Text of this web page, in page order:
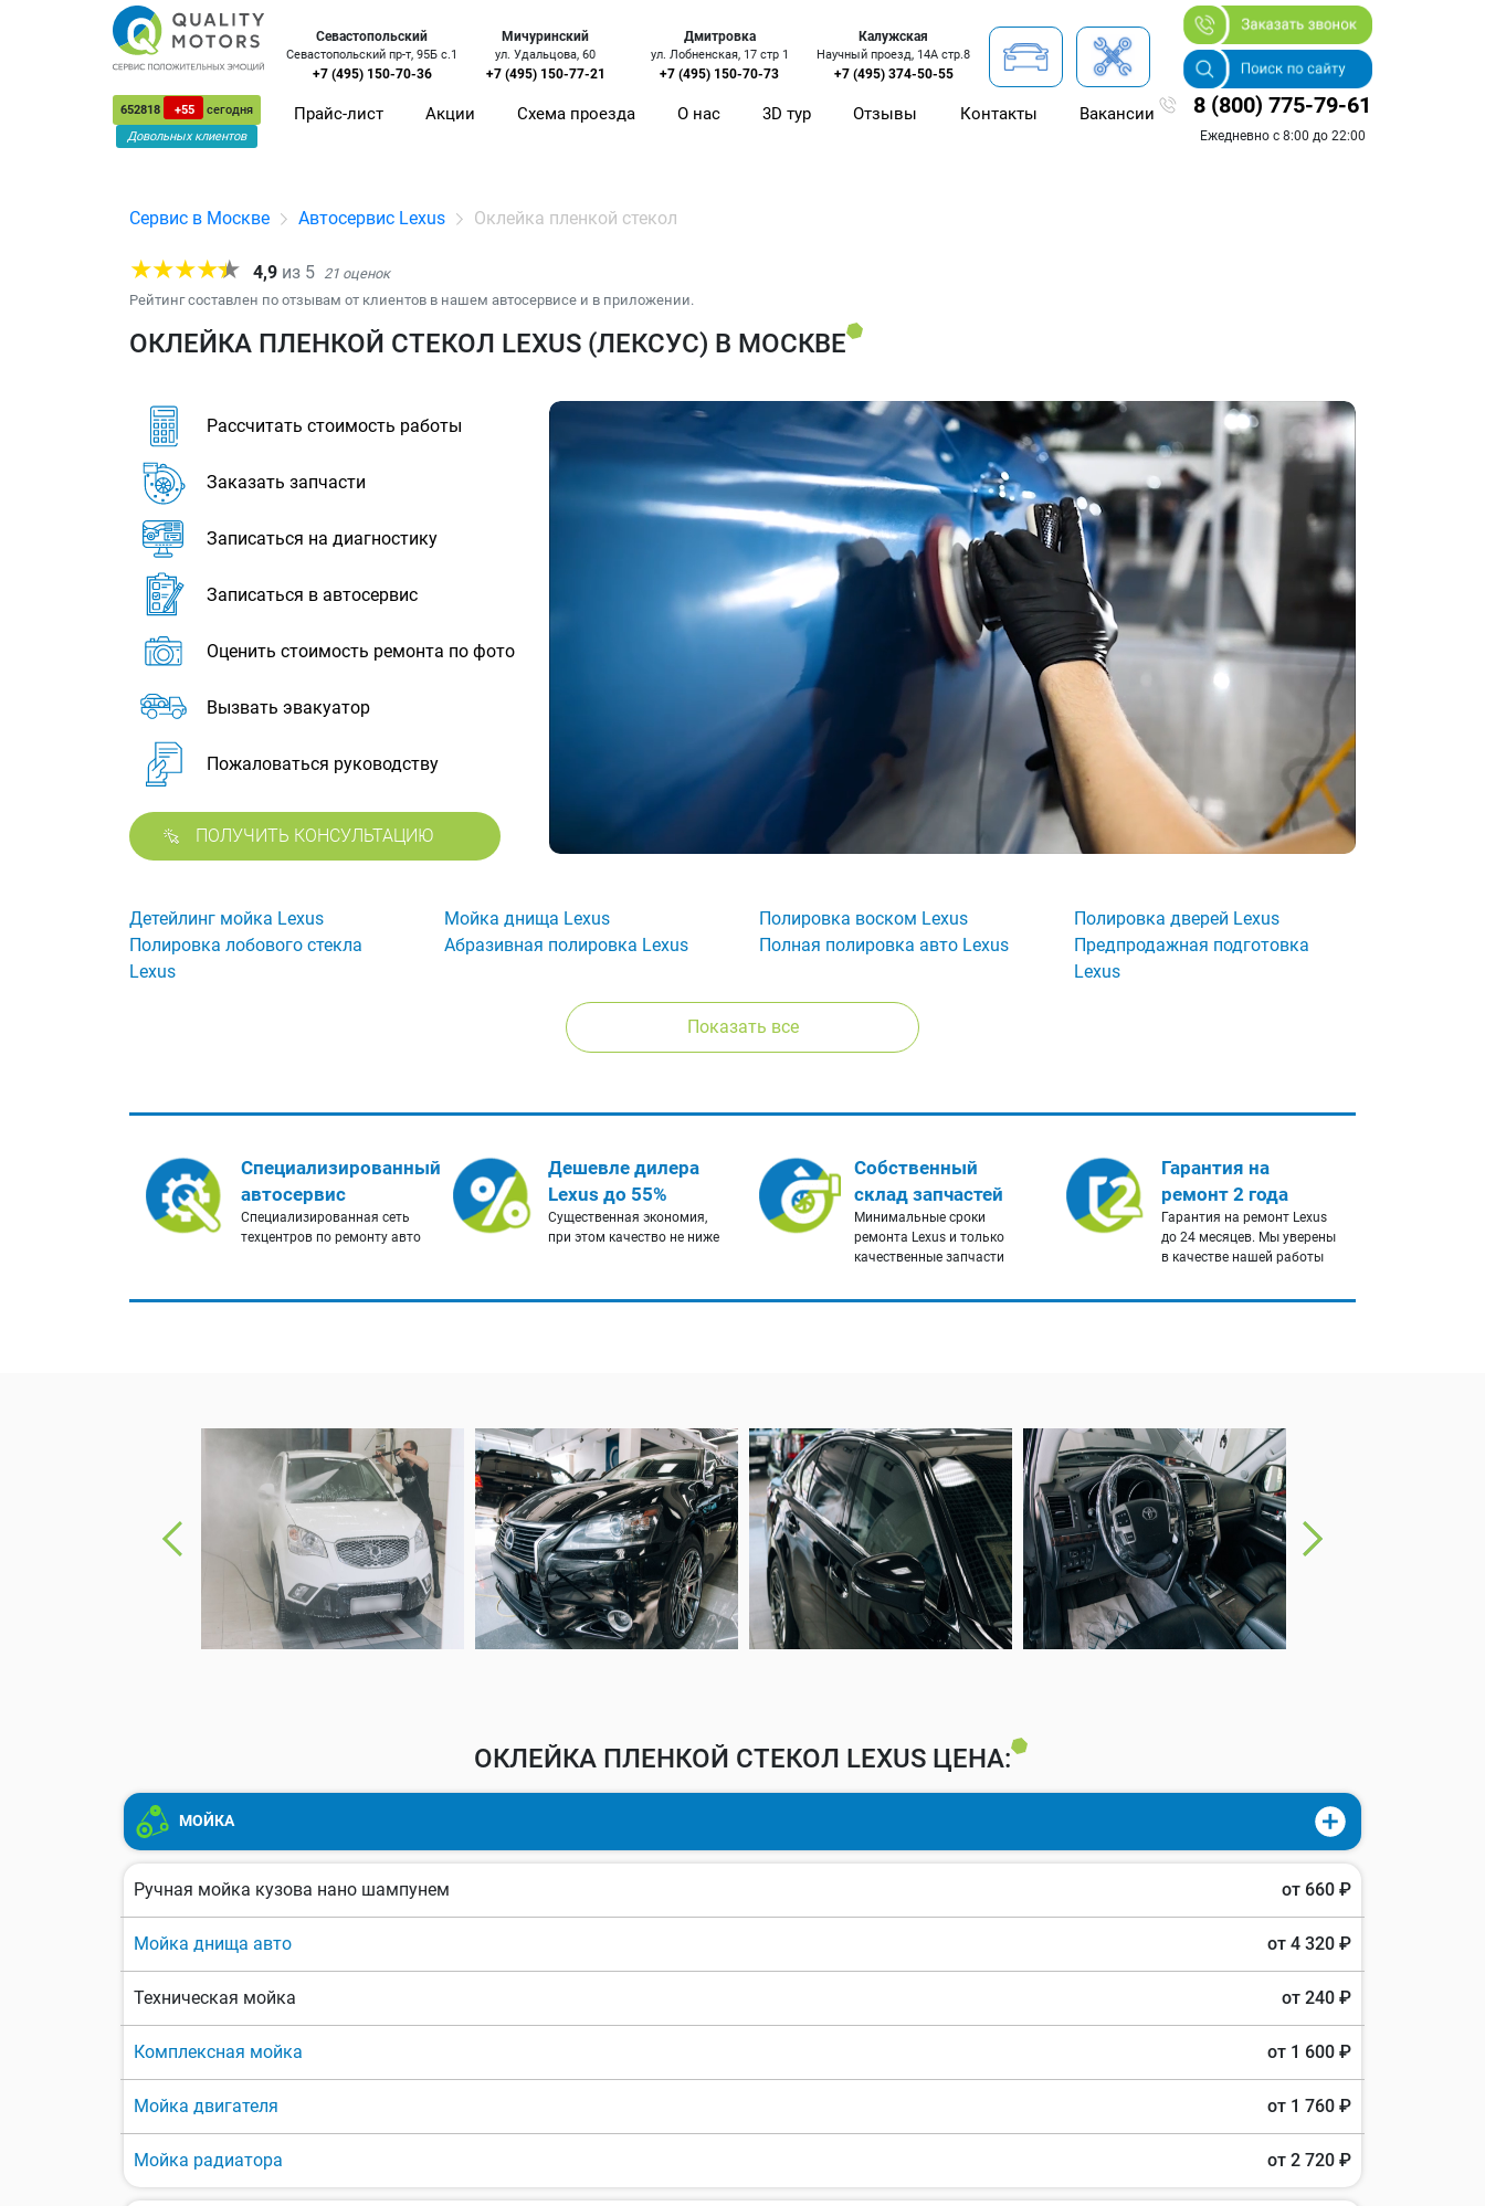
652818 +55
сегодня
Довольных клиентов
Севастопольский
Севастопольский пр-т, 95Б с.1
+7 (495) 150-70-36
Мичуринский
ул. Удальцова, 60
+7 (495) 150-77-21
Дмитровка
ул. Лобненская, 17 стр 1
+7 (495) 150-70-73
Калужская
Научный проезд, 14А стр.8
+7 (495) 374-50-55
Прайс-лист Акции Схема проезда О нас 3D тур Отзывы Контакты Вакансии 8 (800) 775-79-61
Ежедневно с 8:00 до 22:00
Сервис в Москве Автосервис Lexus Оклейка пленкой стекол
4,9 из 5 21 оценок
Рейтинг составлен по отзывам от клиентов в нашем автосервисе и в приложении.
ОКЛЕЙКА ПЛЕНКОЙ СТЕКОЛ LEXUS (ЛЕКСУС) В МОСКВЕ
Рассчитать стоимость работы
Заказать запчасти
Записаться на диагностику
Записаться в автосервис
Оценить стоимость ремонта по фото
Вызвать эвакуатор
Пожаловаться руководству
ПОЛУЧИТЬ КОНСУЛЬТАЦИЮ
Детейлинг мойка Lexus Мойка днища Lexus Полировка воском Lexus
Полировка дверей Lexus
Полировка лобового стекла
Lexus
Абразивная полировка Lexus Полная полировка авто Lexus
Предпродажная подготовка
Lexus
Показать все
Специализированный
автосервис
Специализированная сеть
техцентров по ремонту авто
Дешевле дилера
Lexus до 55%
Существенная экономия,
при этом качество не ниже
Собственный
склад запчастей
Минимальные сроки
ремонта Lexus и только
качественные запчасти
Гарантия на
ремонт 2 года
Гарантия на ремонт Lexus
до 24 месяцев. Мы уверены
в качестве нашей работы
ОКЛЕЙКА ПЛЕНКОЙ СТЕКОЛ LEXUS ЦЕНА:
МОЙКА
Ручная мойка кузова нано шампунем от 660 ₽
Мойка днища авто от 4 320 ₽
Техническая мойка от 240 ₽
Комплексная мойка от 1 600 ₽
Мойка двигателя от 1 760 ₽
Мойка радиатора от 2 720 ₽